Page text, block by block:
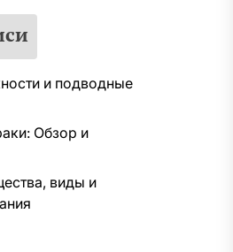
и подводные
Обзор и
виды и